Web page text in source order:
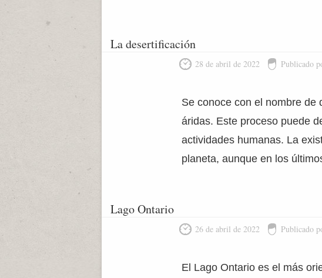
La desertificación
28 de abril de 2022 Publicado
Se conoce con el nombre de
áridas. Este proceso puede
actividades humanas. La
planeta, aunque en los
Lago Ontario
26 de abril de 2022 Publicado
El Lago Ontario es el más